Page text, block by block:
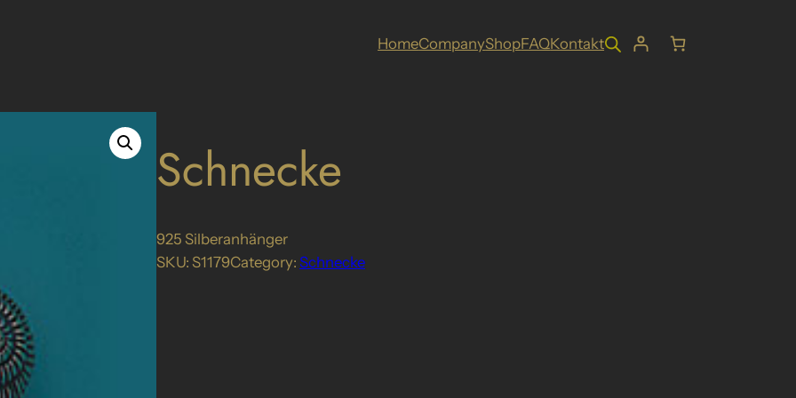
HomeCompanyShopFAQKontakt
Schnecke
925 Silberanhänger
SKU: S1179Category: Schnecke